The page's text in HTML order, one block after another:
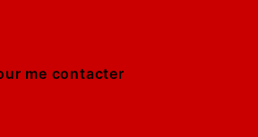
me contacter